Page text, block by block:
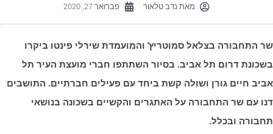
מאתנדב טלאור פברואר 27, 2020
התחבורה בצלאל סמוטריץ' והמועמדת שירלי פינטו ביקרו
דרום תל אביב. בסיור השתתפו חברי מועצת העיר תל
חיים גורן ושולה קשת ביחד עם פעילים חברתיים. התושבים
עם שר התחבורה על האתגרים והקשיים בשכונה בנושאי
ובכלל.